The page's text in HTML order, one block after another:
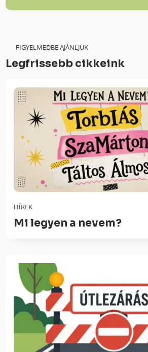
FIGYELMEDBE AJÁNLJUK
Legfrissebb cikkeink
HÍREK
Mi legyen a nevem?